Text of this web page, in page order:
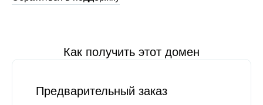
Как получить этот домен
Предварительный заказ